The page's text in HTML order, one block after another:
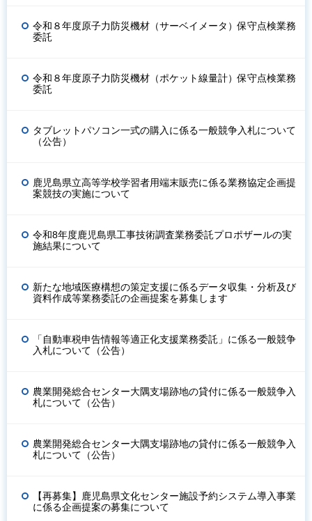
令和８年度原子力防災機材（サーベイメータ）保守点検業務
委託
令和８年度原子力防災機材（ポケット線量計）保守点検業務
委託
タブレットパソコン一式の購入に係る一般競争入札について
（公告）
鹿児島県立高等学校学習者用端末販売に係る業務協定企画提
案競技の実施について
令和8年度鹿児島県工事技術調査業務委託プロポザールの実
施結果について
新たな地域医療構想の策定支援に係るデータ収集・分析及び
資料作成等業務委託の企画提案を募集します
「自動車税申告情報等適正化支援業務委託」に係る一般競争
入札について（公告）
農業開発総合センター大隅支場跡地の貸付に係る一般競争入
札について（公告）
農業開発総合センター大隅支場跡地の貸付に係る一般競争入
札について（公告）
【再募集】鹿児島県文化センター施設予約システム導入事業
に係る企画提案の募集について